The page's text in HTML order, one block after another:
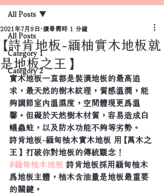
All Posts
Category 1
Category 2
All Posts
【詩肯地板-緬柚實木地板就
是地板之王】
2021年7月9日 讀畢需時 1 分鐘
實木地板一直都是裝潢地板的最高追
求，最天然的樹木紋理，質感溫潤，能
夠調節室內溫濕度，空間體現更爲溫
馨。但礙於天然樹木材質，容易造成白
蟻蟲蛀，以及防水功能不夠等劣勢。
詩肯地板-緬甸柚木實木地板 用【萬木之
王】打破你對地板的傳統觀念！
#緬甸柚木地板 詩肯地板採用緬甸柚木
爲地板主體，柚木含油量是地板最重要
的關鍵。